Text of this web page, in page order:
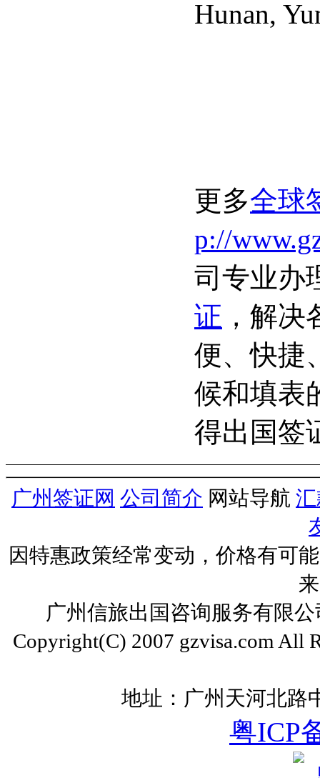
Hunan,
更多全球
p://
司专业办
证 ，解
便、快捷
候和填表
得出国签
广州签证网 公司简介 网站导航
因特惠政策经常变动，价格有可
广州信旅出国咨询服务有限
Copyright(C) 2007 gzvisa.com All
地址：广州天河北路
粤ICP